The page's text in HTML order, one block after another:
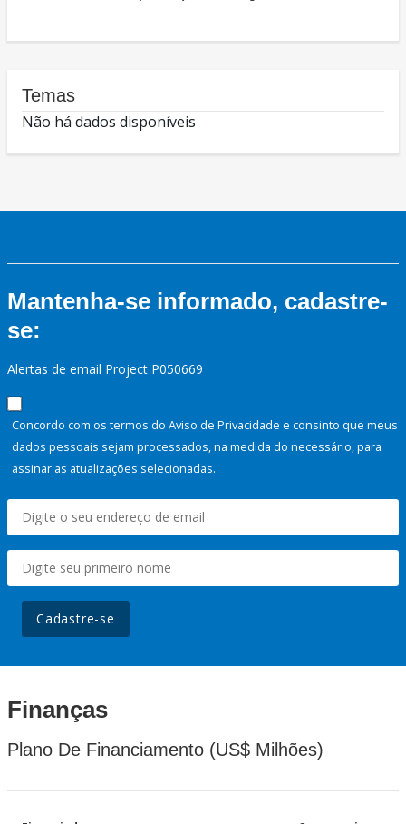
Temas
Não há dados disponíveis
Mantenha-se informado, cadastre-
se:
Alertas de email Project P050669
Concordo com os termos do Aviso de Privacidade e consinto que meus
dados pessoais sejam processados, na medida do necessário, para
assinar as atualizações selecionadas.
Cadastre-se
Finanças
Plano De Financiamento (US$ Milhões)